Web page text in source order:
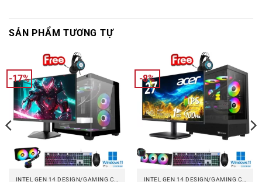
SẢN PHẨM TƯƠNG TỰ
-17% -8%